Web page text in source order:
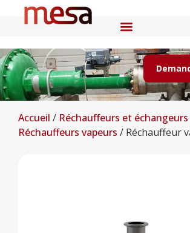
Accueil / Réchauffeurs et
Réchauffeurs vapeurs / Réchauffeur